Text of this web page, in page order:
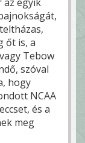
őt is, a
Tebow
szóval
hogy
NCAA
és a
meg